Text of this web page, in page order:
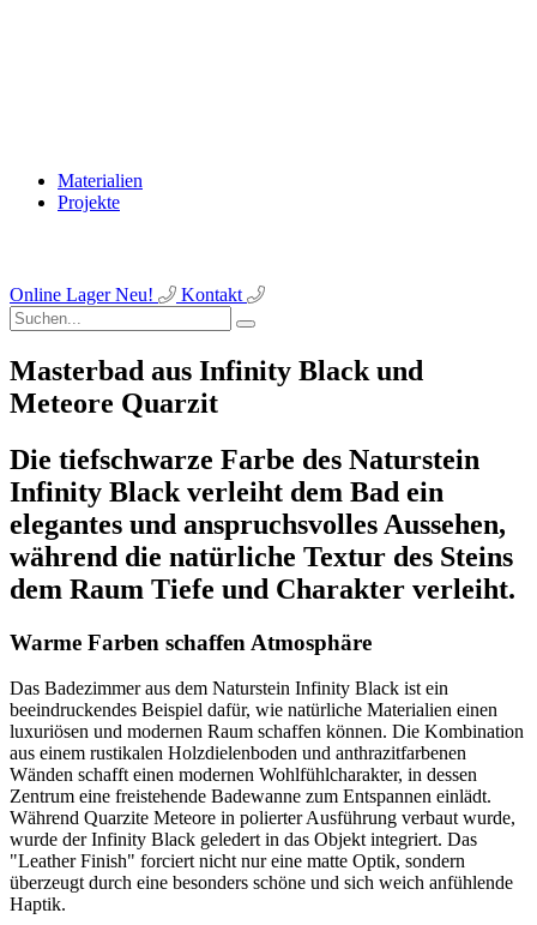
Materialien
Projekte
Online LagerNeu! Kontakt
Masterbad aus Infinity Black und
Meteore Quarzit
Die tiefschwarze Farbe des Naturstein
Infinity Black verleiht dem Bad ein
elegantes und anspruchsvolles Aussehen,
während die natürliche Textur des Steins
dem Raum Tiefe und Charakter verleiht.
Warme Farben schaffen Atmosphäre
Das Badezimmer aus dem Naturstein Infinity Black ist ein
beeindruckendes Beispiel dafür, wie natürliche Materialien einen
luxuriösen und modernen Raum schaffen können. Die Kombination
aus einem rustikalen Holzdielenboden und anthrazitfarbenen
Wänden schafft einen modernen Wohlfühlcharakter, in dessen
Zentrum eine freistehende Badewanne zum Entspannen einlädt.
Während Quarzite Meteore in polierter Ausführung verbaut wurde,
wurde der Infinity Black geledert in das Objekt integriert. Das
"Leather Finish" forciert nicht nur eine matte Optik, sondern
überzeugt durch eine besonders schöne und sich weich anfühlende
Haptik.